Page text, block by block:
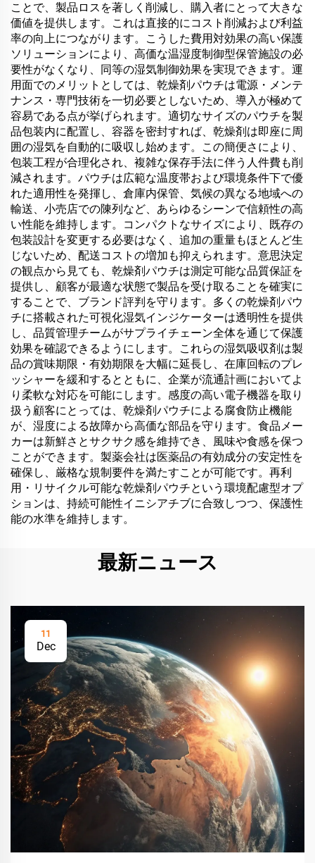
ことで、製品ロスを著しく削減し、購入者にとって大きな
価値を提供します。これは直接的にコスト削減および利益
率の向上につながります。こうした費用対効果の高い保護
ソリューションにより、高価な温湿度制御型保管施設の必
要性がなくなり、同等の湿気制御効果を実現できます。運
用面でのメリットとしては、乾燥剤パウチは電源・メンテ
ナンス・専門技術を一切必要としないため、導入が極めて
容易である点が挙げられます。適切なサイズのパウチを製
品包装内に配置し、容器を密封すれば、乾燥剤は即座に周
囲の湿気を自動的に吸収し始めます。この簡便さにより、
包装工程が合理化され、複雑な保存手法に伴う人件費も削
減されます。パウチは広範な温度帯および環境条件下で優
れた適用性を発揮し、倉庫内保管、気候の異なる地域への
輸送、小売店での陳列など、あらゆるシーンで信頼性の高
い性能を維持します。コンパクトなサイズにより、既存の
包装設計を変更する必要はなく、追加の重量もほとんど生
じないため、配送コストの増加も抑えられます。意思決定
の観点から見ても、乾燥剤パウチは測定可能な品質保証を
提供し、顧客が最適な状態で製品を受け取ることを確実に
することで、ブランド評判を守ります。多くの乾燥剤パウ
チに搭載された可視化湿気インジケーターは透明性を提供
し、品質管理チームがサプライチェーン全体を通じて保護
効果を確認できるようにします。これらの湿気吸収剤は製
品の賞味期限・有効期限を大幅に延長し、在庫回転のプレ
ッシャーを緩和するとともに、企業が流通計画においてよ
り柔軟な対応を可能にします。感度の高い電子機器を取り
扱う顧客にとっては、乾燥剤パウチによる腐食防止機能
が、湿度による故障から高価な部品を守ります。食品メー
カーは新鮮さとサクサク感を維持でき、風味や食感を保つ
ことができます。製薬会社は医薬品の有効成分の安定性を
確保し、厳格な規制要件を満たすことが可能です。再利
用・リサイクル可能な乾燥剤パウチという環境配慮型オプ
ションは、持続可能性イニシアチブに合致しつつ、保護性
能の水準を維持します。
最新ニュース
11
Dec